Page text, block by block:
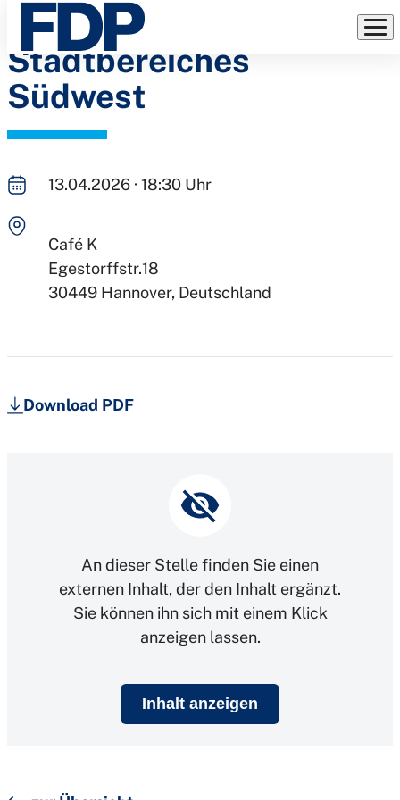
Direkt
Inhalt
Treffen des
Stadtbereiches
Südwest
13.04.2026 · 18:30 Uhr
Café K
Egestorffstr.18
30449 Hannover Deutschland
Download PDF
An dieser Stelle finden Sie einen
externen Inhalt, der den Inhalt ergänzt.
Sie können ihn sich mit einem Klick
anzeigen lassen.
Inhalt anzeigen